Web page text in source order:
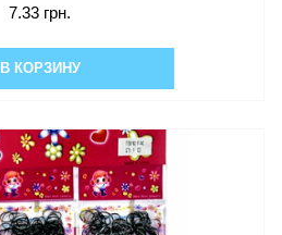
7.33 грн.
В КОРЗИНУ